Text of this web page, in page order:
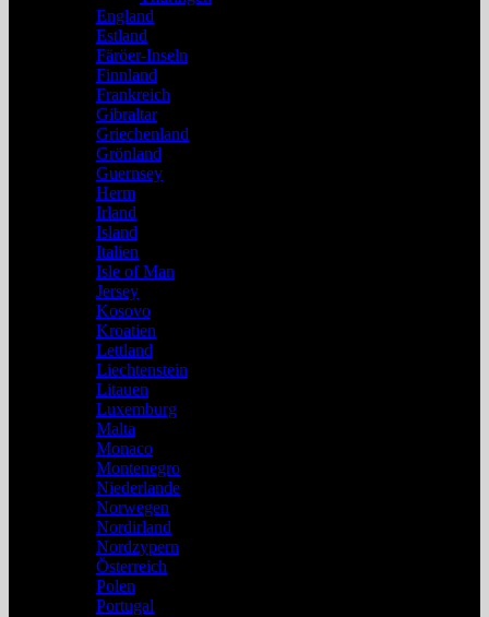
England
Estland
Färöer-Inseln
Finnland
Frankreich
Gibraltar
Griechenland
Grönland
Guernsey
Herm
Irland
Island
Italien
Isle of Man
Jersey
Kosovo
Kroatien
Lettland
Liechtenstein
Litauen
Luxemburg
Malta
Monaco
Montenegro
Niederlande
Norwegen
Nordirland
Nordzypern
Österreich
Polen
Portugal